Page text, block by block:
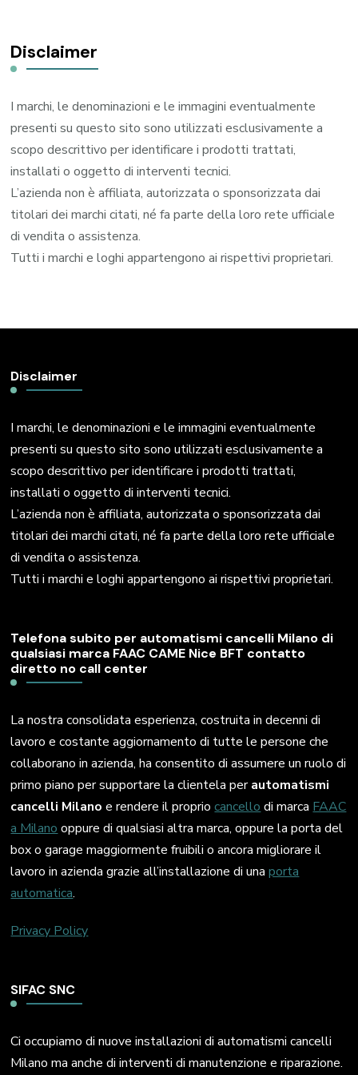
Disclaimer
I marchi, le denominazioni e le immagini eventualmente
presenti su questo sito sono utilizzati esclusivamente a
scopo descrittivo per identificare i prodotti trattati,
installati o oggetto di interventi tecnici.
L’azienda non è affiliata, autorizzata o sponsorizzata dai
titolari dei marchi citati, né fa parte della loro rete ufficiale
di vendita o assistenza.
Tutti i marchi e loghi appartengono ai rispettivi proprietari.
Disclaimer
I marchi, le denominazioni e le immagini eventualmente
presenti su questo sito sono utilizzati esclusivamente a
scopo descrittivo per identificare i prodotti trattati,
installati o oggetto di interventi tecnici.
L’azienda non è affiliata, autorizzata o sponsorizzata dai
titolari dei marchi citati, né fa parte della loro rete ufficiale
di vendita o assistenza.
Tutti i marchi e loghi appartengono ai rispettivi proprietari.
Telefona subito per automatismi cancelli Milano di
qualsiasi marca FAAC CAME Nice BFT contatto
diretto no call center
La nostra consolidata esperienza, costruita in decenni di
lavoro e costante aggiornamento di tutte le persone che
collaborano in azienda, ha consentito di assumere un ruolo di
primo piano per supportare la clientela perautomatismi
cancelli Milano e rendere il propriocancello di marca FAAC
a Milano oppure di qualsiasi altra marca, oppure la porta del
box o garage maggiormente fruibili o ancora migliorare il
lavoro in azienda grazie all’installazione di unaporta
automatica.
Privacy Policy
SIFAC SNC
Ci occupiamo di nuove installazioni di automatismi cancelli
Milano ma anche di interventi di manutenzione e riparazione.